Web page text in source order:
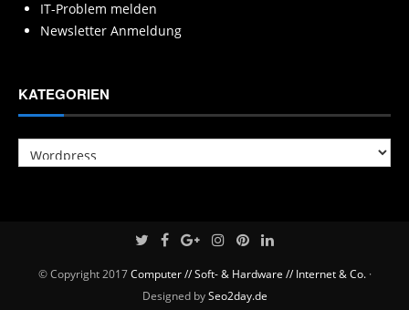
IT-Problem melden
Newsletter Anmeldung
KATEGORIEN
Kategorien
© Copyright 2017Computer // Soft- & Hardware // Internet & Co.·
Designed bySeo2day.de